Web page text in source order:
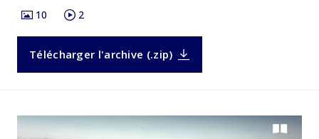
10 2
Télécharger l'archive (.zip)